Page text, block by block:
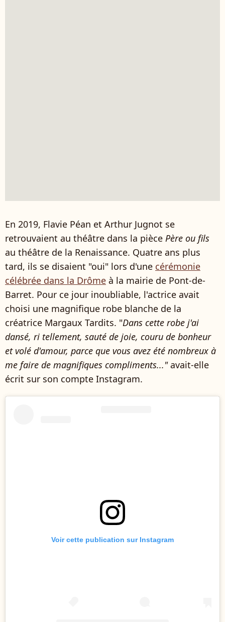
En 2019, Flavie Péan et Arthur Jugnot se
retrouvaient au théâtre dans la pièce Père ou fils
au théâtre de la Renaissance. Quatre ans plus
tard, ils se disaient "oui" lors d'une cérémonie
célébrée dans la Drôme à la mairie de Pont-de-
Barret. Pour ce jour inoubliable, l'actrice avait
choisi une magnifique robe blanche de la
créatrice Margaux Tardits. "Dans cette robe j'ai
dansé, ri tellement, sauté de joie, couru de bonheur
et volé d'amour, parce que vous avez été nombreux à
me faire de magnifiques compliments..."avait-elle
écrit sur son compte Instagram.
Voir cette publication sur Instagram